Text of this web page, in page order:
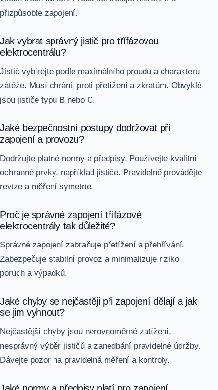
přizpůsobte zapojení.
Jak vybrat správný jistič pro třífázovou
elektrocentrálu?
Jistič vybírejte podle maximálního proudu a charakteru
zátěže. Musí chránit proti přetížení a zkratům. Obvyklé
jsou jističe typu B nebo C.
Jaké bezpečnostní postupy dodržovat při
zapojení a provozu?
Dodržujte platné normy a předpisy. Používejte kvalitní
ochranné prvky, například jističe. Pravidelně provádějte
revize a měření symetrie.
Proč je správné zapojení třífázové
elektrocentrály tak důležité?
Správné zapojení zabraňuje přetížení a přehřívání.
Zabezpečuje stabilní provoz a minimalizuje riziko
poruch a výpadků.
Jaké chyby se nejčastěji při zapojení dělají a jak
se jim vyhnout?
Nejčastější chyby jsou nerovnoměrné zatížení,
nesprávný výběr jističů a zanedbání pravidelné údržby.
Dávejte pozor na pravidelná měření a kontroly.